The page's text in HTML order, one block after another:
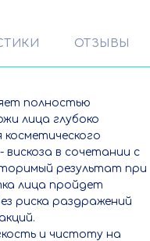
ОТЗЫВЫ
полностью
лица глубоко
косметического
в сочетании с
результат при
лица пройдет
риска раздражений
и чистоту на